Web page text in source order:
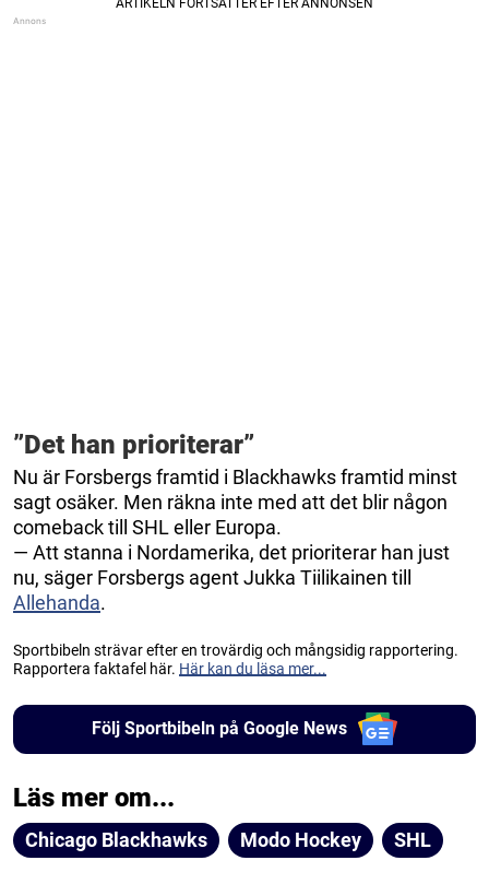
”Det han prioriterar”
Nu är Forsbergs framtid i Blackhawks framtid minst
sagt osäker. Men räkna inte med att det blir någon
comeback till SHL eller Europa.
— Att stanna i Nordamerika, det prioriterar han just
nu, säger Forsbergs agent Jukka Tiilikainen till
Allehanda.
Sportbibeln strävar efter en trovärdig och mångsidig rapportering.
Rapportera faktafel här. Här kan du läsa mer...
Följ Sportbibeln på Google News
Läs mer om...
Chicago Blackhawks Modo Hockey SHL